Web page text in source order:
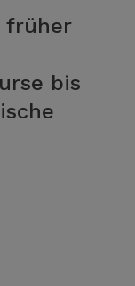
früher
bis